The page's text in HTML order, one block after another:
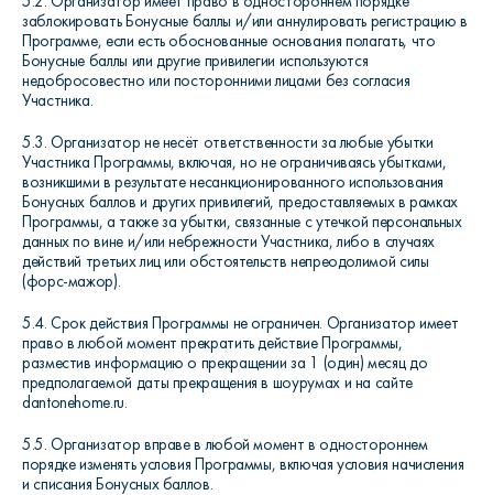
заблокировать Бонусные баллы и/или аннулировать регистрацию в
Программе, если есть обоснованные основания полагать, что
Бонусные баллы или другие привилегии используются
недобросовестно или посторонними лицами без согласия
Участника.
5.3. Организатор не несёт ответственности за любые убытки
Участника Программы, включая, но не ограничиваясь убытками,
возникшими в результате несанкционированного использования
Бонусных баллов и других привилегий, предоставляемых в рамках
Программы, а также за убытки, связанные с утечкой персональных
данных по вине и/или небрежности Участника, либо в случаях
действий третьих лиц или обстоятельств непреодолимой силы
(форс-мажор).
5.4. Срок действия Программы не ограничен. Организатор имеет
право в любой момент прекратить действие Программы,
разместив информацию о прекращении за 1 (один) месяц до
предполагаемой даты прекращения в шоурумах и на сайте
dantonehome.ru.
5.5. Организатор вправе в любой момент в одностороннем
порядке изменять условия Программы, включая условия начисления
и списания Бонусных баллов.